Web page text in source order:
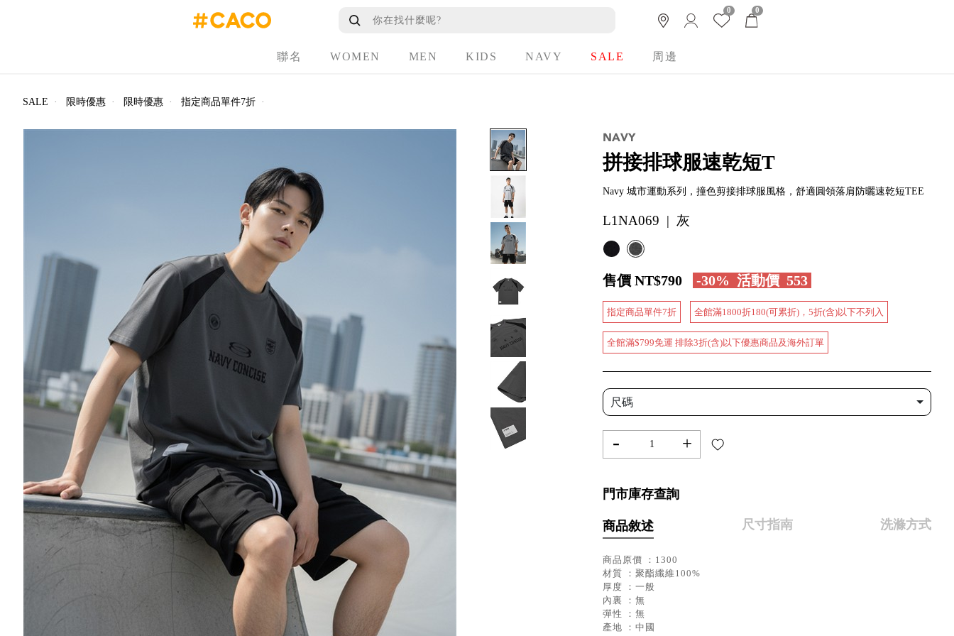
0 0
聯名 WOMEN MEN KIDS NAVY SALE 周邊
SALE · 限時優惠 · 限時優惠 · 指定商品單件7折 ·
拼接排球服速乾短T
Navy 城市運動系列，撞色剪接排球服風格，舒適圓領落肩防曬速乾短TEE
L1NA069 | 灰
售價 NT$790 -30% 活動價 553
指定商品單件7折 全館滿1800折180(可累折)，5折(含)以下不列入
全館滿$799免運 排除3折(含)以下優惠商品及海外訂單
尺碼
- +
門市庫存查詢
商品敘述 尺寸指南 洗滌方式
商品原價 ：1300
材質 ：聚酯纖維100%
厚度 ：一般
內裏 ：無
彈性 ：無
產地 ：中國